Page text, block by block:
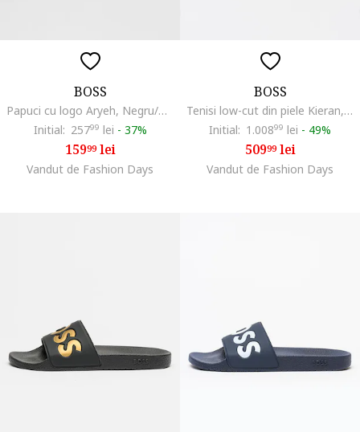
BOSS
Papuci cu logo Aryeh, Negru/Alb optic
Initial: 25799 lei - 37%
15999lei
Vandut de Fashion Days
BOSS
Tenisi low-cut din piele Kieran, Negru
Initial: 1.00899 lei - 49%
50999lei
Vandut de Fashion Days